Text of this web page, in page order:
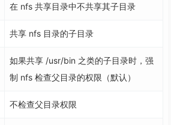
在 nfs 共享目录中不共享其子目录
共享 nfs 目录的子目录
如果共享 /usr/bin 之类的子目录时，强
制 nfs 检查父目录的权限（默认）
不检查父目录权限